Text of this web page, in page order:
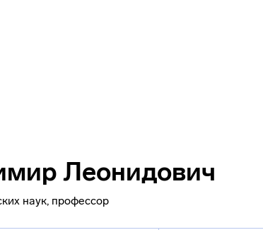
Леонидович
наук, профессор